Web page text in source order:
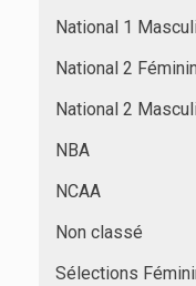
National 1
National 2 Féminin
National 2
NBA
NCAA
Non classé
Sélections